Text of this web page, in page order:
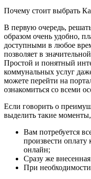
Почему стоит выбрать
В первую очередь,
образом очень удобно,
доступными в любое
позволяет в
Простой и понятный
коммунальных услуг
можете перейти на
ознакомиться со всеми
Если говорить о
выделить такие
Вам потребуется
произвести
онлайн;
Сразу же
При